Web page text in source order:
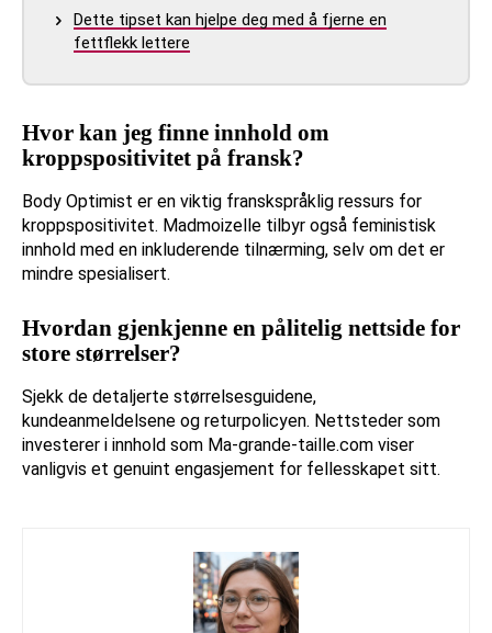
Dette tipset kan hjelpe deg med å fjerne en
fettflekk lettere
Hvor kan jeg finne innhold om
kroppspositivitet på fransk?
Body Optimist er en viktig franskspråklig ressurs for
kroppspositivitet. Madmoizelle tilbyr også feministisk
innhold med en inkluderende tilnærming, selv om det er
mindre spesialisert.
Hvordan gjenkjenne en pålitelig nettside for
store størrelser?
Sjekk de detaljerte størrelsesguidene,
kundeanmeldelsene og returpolicyen. Nettsteder som
investerer i innhold som Ma-grande-taille.com viser
vanligvis et genuint engasjement for fellesskapet sitt.